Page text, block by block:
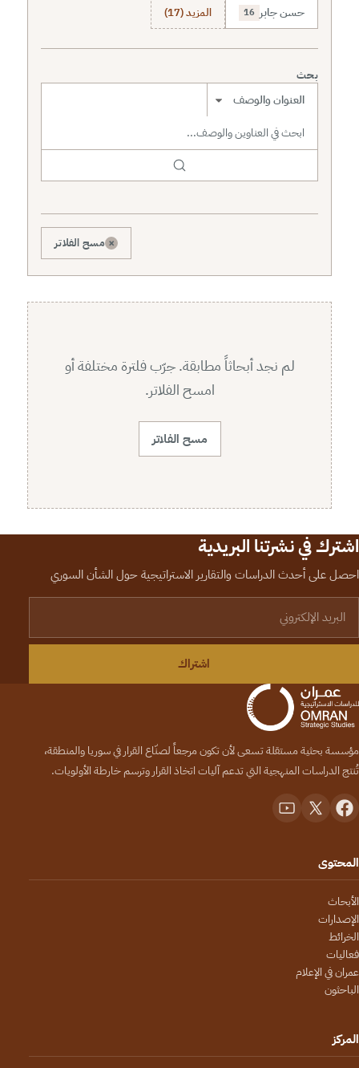
حسن جابر 16 المزيد (17)
بحث
نطاق البحث
× مسح الفلاتر
لم نجد أبحاثاً مطابقة. جرّب فلترة مختلفة أو
امسح الفلاتر.
مسح الفلاتر
اشترك في نشرتنا البريدية
احصل على أحدث الدراسات والتقارير الاستراتيجية حول الشأن السوري
اشتراك
مؤسسة بحثية مستقلة تسعى لأن تكون مرجعاً لصنّاع القرار في سوريا والمنطقة،
تُنتج الدراسات المنهجية التي تدعم آليات اتخاذ القرار وترسم خارطة الأولويات.
المحتوى
الأبحاث
الإصدارات
الخرائط
فعاليات
عمران في الإعلام
الباحثون
المركز